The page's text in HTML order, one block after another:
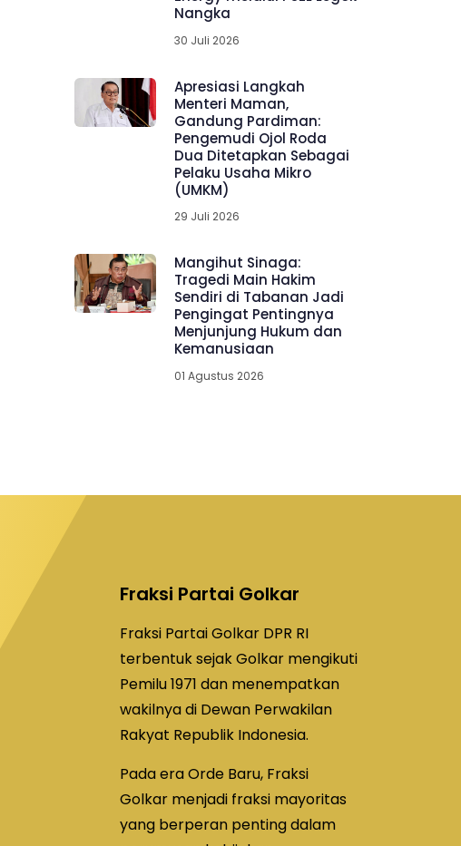
Nangka
30 Juli 2026
Apresiasi Langkah
Menteri Maman,
Gandung Pardiman:
Pengemudi Ojol Roda
Dua Ditetapkan Sebagai
Pelaku Usaha Mikro
(UMKM)
29 Juli 2026
Mangihut Sinaga:
Tragedi Main Hakim
Sendiri di Tabanan Jadi
Pengingat Pentingnya
Menjunjung Hukum dan
Kemanusiaan
01 Agustus 2026
Fraksi Partai Golkar
Fraksi Partai Golkar DPR RI
terbentuk sejak Golkar mengikuti
Pemilu 1971 dan menempatkan
wakilnya di Dewan Perwakilan
Rakyat Republik Indonesia.
Pada era Orde Baru, Fraksi
Golkar menjadi fraksi mayoritas
yang berperan penting dalam